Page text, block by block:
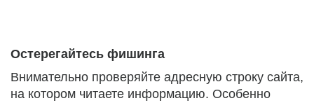
Остерегайтесь фишинга
Внимательно проверяйте адресную строку сайта,
на котором читаете информацию. Особенно